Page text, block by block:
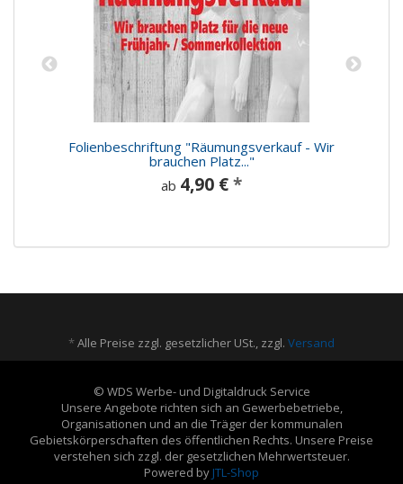
Folienbeschriftung "Räumungsverkauf - Wir
brauchen Platz..."
ab 4,90 €*
*Alle Preise zzgl. gesetzlicher USt., zzgl. Versand
© WDS Werbe- und Digitaldruck Service
Unsere Angebote richten sich an Gewerbebetriebe,
Organisationen und an die Träger der kommunalen
Gebietskörperschaften des öffentlichen Rechts. Unsere Preise
verstehen sich zzgl. der gesetzlichen Mehrwertsteuer.
Powered by JTL-Shop